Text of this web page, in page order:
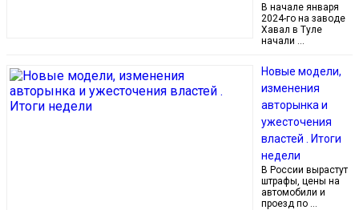
В начале января
2024-го на заводе
Хавал в Туле
начали …
Новые модели,
изменения
авторынка и
ужесточения
властей . Итоги
недели
В России вырастут
штрафы, цены на
автомобили и
проезд по …